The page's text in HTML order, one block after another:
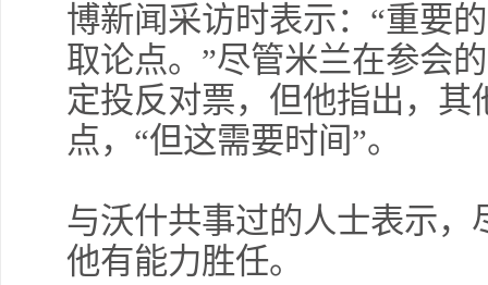
博新闻采访时表示：“重要
取论点。”尽管米兰在参会
定投反对票，但他指出，其
点，“但这需要时间”。
与沃什共事过的人士表示
他有能力胜任。